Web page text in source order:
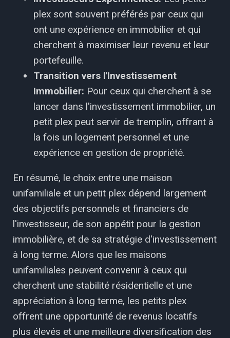
plex sont souvent préférés par ceux qui
ont une expérience en immobilier et qui
cherchent à maximiser leur revenu et leur
portefeuille.
Transition vers l'Investissement
Immobilier: Pour ceux qui cherchent à se
lancer dans l'investissement immobilier, un
petit plex peut servir de tremplin, offrant à
la fois un logement personnel et une
expérience en gestion de propriété.
En résumé, le choix entre une maison
unifamiliale et un petit plex dépend largement
des objectifs personnels et financiers de
l'investisseur, de son appétit pour la gestion
immobilière, et de sa stratégie d'investissement
à long terme. Alors que les maisons
unifamiliales peuvent convenir à ceux qui
cherchent une stabilité résidentielle et une
appréciation à long terme, les petits plex
offrent une opportunité de revenus locatifs
plus élevés et une meilleure diversification des